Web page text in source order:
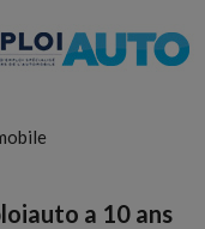
a 10 ans